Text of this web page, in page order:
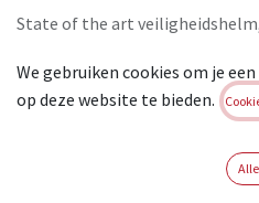
State of the art
duurzame draaiknop
als achteraan eenvoudig
30mm slot voor breed scala
We gebruiken cookies om je
op deze website te bieden.